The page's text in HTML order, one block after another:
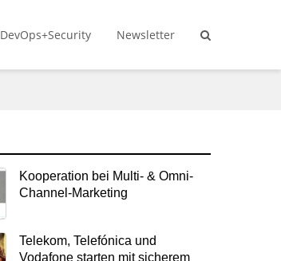
DevOps+Security Newsletter
Kooperation bei Multi- & Omni-
Channel-Marketing
Telekom, Telefónica und
Vodafone starten mit sicherem